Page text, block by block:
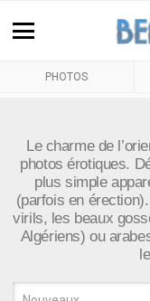
PHOTOS
Le charme de
photos érotiques.
plus simple
(parfois en
virils, les beaux
Algériens) ou